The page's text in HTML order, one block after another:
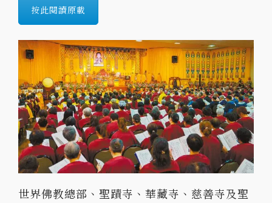
按此閱讀原載
世界佛教總部、聖蹟寺、華藏寺、慈善寺及聖